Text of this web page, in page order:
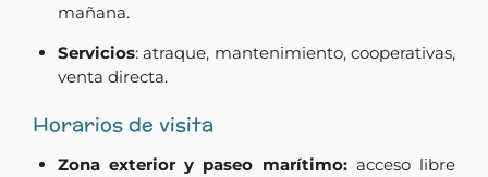
mañana.
Servicios: atraque, mantenimiento, cooperativas,
venta directa.
Horarios de visita
Zona exterior y paseo marítimo:acceso libre